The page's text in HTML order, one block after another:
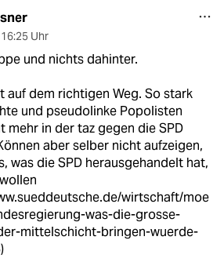
16:25 Uhr
und nichts dahinter.
auf dem richtigen Weg. So stark
und pseudolinke Popolisten
mehr in der taz gegen die SPD
aber selber nicht aufzeigen,
was die SPD herausgehandelt hat,
wirtschaft/moe
was-die-grosse-
mittelschicht-bringen-wuerde-